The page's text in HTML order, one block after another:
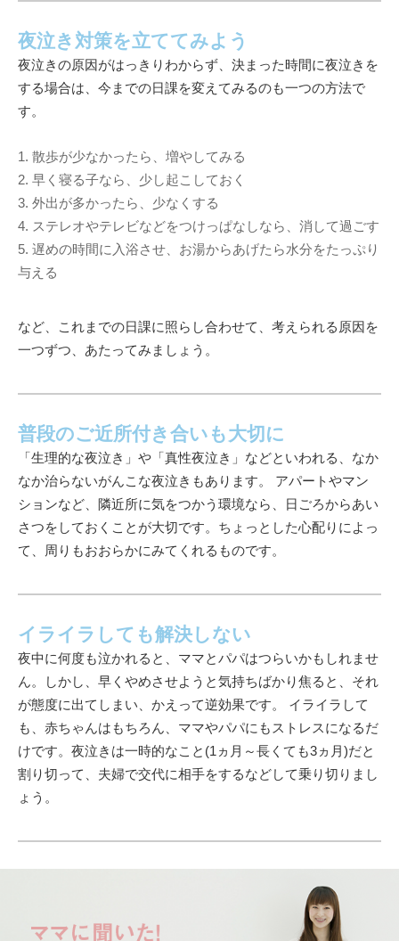
夜泣き対策を立ててみよう
夜泣きの原因がはっきりわからず、決まった時間に夜泣きを
する場合は、今までの日課を変えてみるのも一つの方法で
す。
1. 散歩が少なかったら、増やしてみる
2. 早く寝る子なら、少し起こしておく
3. 外出が多かったら、少なくする
4. ステレオやテレビなどをつけっぱなしなら、消して過ごす
5. 遅めの時間に入浴させ、お湯からあげたら水分をたっぷり
与える
など、これまでの日課に照らし合わせて、考えられる原因を
一つずつ、あたってみましょう。
普段のご近所付き合いも大切に
「生理的な夜泣き」や「真性夜泣き」などといわれる、なか
なか治らないがんこな夜泣きもあります。 アパートやマン
ションなど、隣近所に気をつかう環境なら、日ごろからあい
さつをしておくことが大切です。ちょっとした心配りによっ
て、周りもおおらかにみてくれるものです。
イライラしても解決しない
夜中に何度も泣かれると、ママとパパはつらいかもしれませ
ん。しかし、早くやめさせようと気持ちばかり焦ると、それ
が態度に出てしまい、かえって逆効果です。 イライラして
も、赤ちゃんはもちろん、ママやパパにもストレスになるだ
けです。夜泣きは一時的なこと(1ヵ月～長くても3ヵ月)だと
割り切って、夫婦で交代に相手をするなどして乗り切りまし
ょう。